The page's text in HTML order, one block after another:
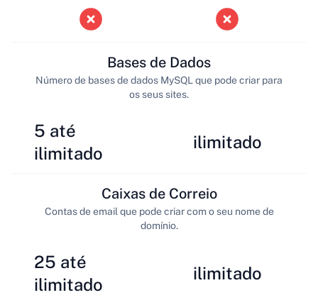
5 até
ilimitado
Bases de Dados
Número de bases de dados MySQL que pode criar para
os seus sites.
ilimitado
25 até
ilimitado
Caixas de Correio
Contas de email que pode criar com o seu nome de
domínio.
ilimitado